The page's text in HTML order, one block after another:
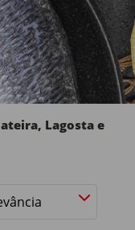
Lagosta e